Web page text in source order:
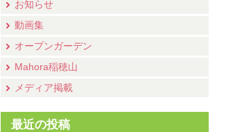
お知らせ
動画集
オープンガーデン
Mahora稲穂山
メディア掲載
最近の投稿